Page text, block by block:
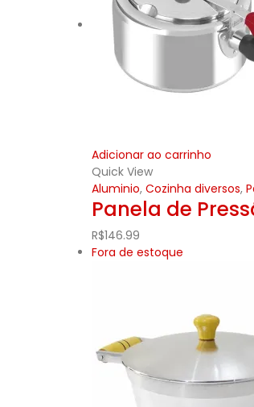
Adicionar ao carrinho
Quick View
Aluminio, Cozinha diversos,
Panela de
R$146.99
Fora de estoque